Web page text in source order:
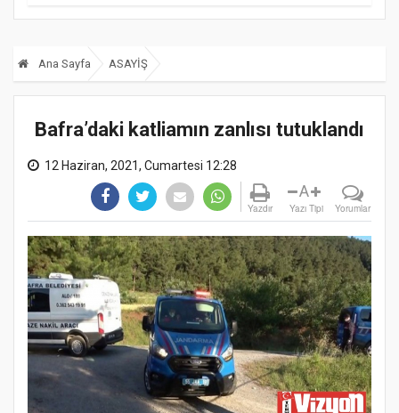
Ana Sayfa ASAYİŞ
Bafra’daki katliamın zanlısı tutuklandı
12 Haziran, 2021, Cumartesi 12:28
Yazdır
A
Yazı Tipi Yorumlar